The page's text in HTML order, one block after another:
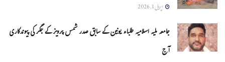
اپریل 1, 2026
جامعہ ملیہ اسلامیہ طلباء یونین کے سابق صدر شمس پرویز کے جگر کی پیوندکاری
آج